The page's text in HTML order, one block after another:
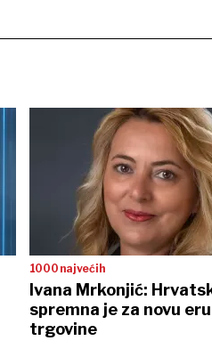
1000 najvećih
Ivana Mrkonjić:
spremna je za novu
trgovine